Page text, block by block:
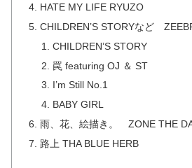
HATE MY LIFE RYUZO
CHILDREN’S STORYなど
CHILDREN’S STORY
罠 featuring OJ ＆ ST
I’m Still No.1
BABY GIRL
雨、花、絵描き。 ZONE THE
路上 THA BLUE HERB